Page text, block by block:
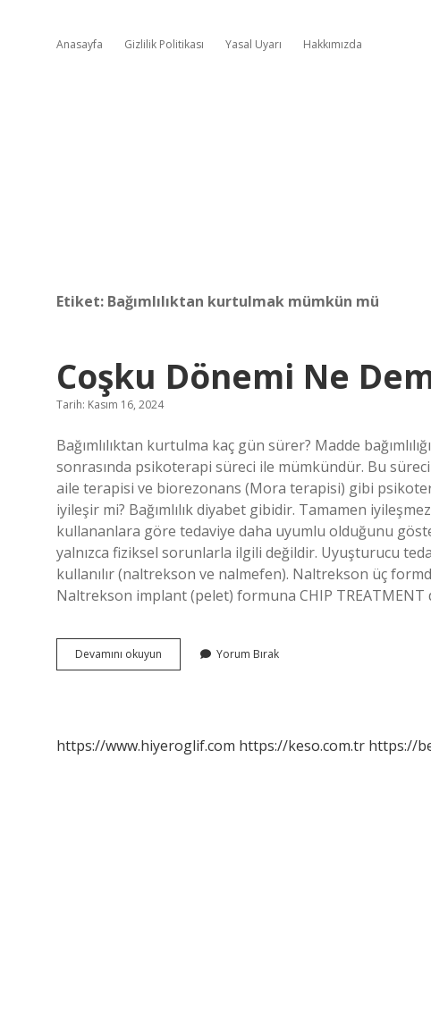
Anasayfa Gizlilik Politikası Yasal Uyarı Hakkımızda
Etiket: Bağımlılıktan kurtulmak mümkün mü
Coşku Dönemi Ne
Tarih: Kasım 16, 2024
Bağımlılıktan kurtulma kaç gün sürer? Madde
sonrasında psikoterapi süreci ile mümkündür. Bu
aile terapisi ve biorezonans (Mora terapisi) gibi
iyileşir mi? Bağımlılık diyabet gibidir. Tamamen
kullananlara göre tedaviye daha uyumlu olduğunu
yalnızca fiziksel sorunlarla ilgili değildir. Uyuşturucu
kullanılır (naltrekson ve nalmefen). Naltrekson üç
Naltrekson implant (pelet) formuna CHIP
Devamını okuyun
Dönemi
Yorum Bırak
https://www.hiyeroglif.com https://keso.com.tr https://